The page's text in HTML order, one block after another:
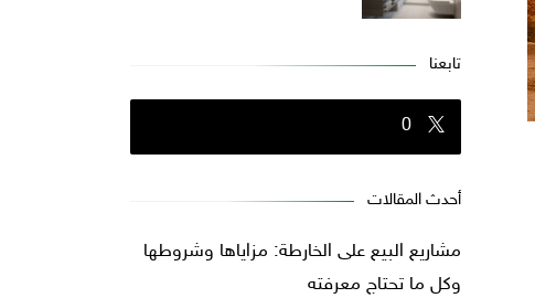
تابعنا
0
أحدث المقالات
مشاريع البيع على الخارطة: مزاياها وشروطها
وكل ما تحتاج معرفته